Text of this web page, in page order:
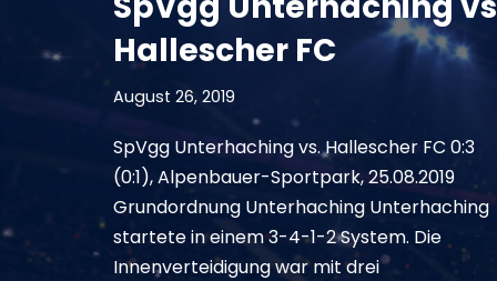
Hallescher FC
August 26, 2019
SpVgg Unterhaching vs. Hallescher FC 0:3
(0:1), Alpenbauer-Sportpark, 25.08.2019
Grundordnung Unterhaching Unterhaching
startete in einem 3-4-1-2 System. Die
Innenverteidigung war mit drei